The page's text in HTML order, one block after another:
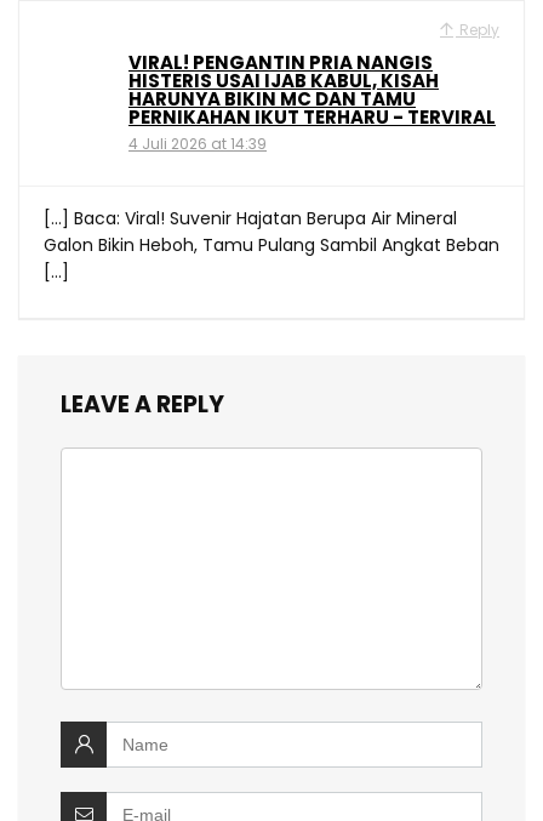
Reply
VIRAL! PENGANTIN PRIA NANGIS
HISTERIS USAI IJAB KABUL, KISAH
HARUNYA BIKIN MC DAN TAMU
PERNIKAHAN IKUT TERHARU - TERVIRAL
4 Juli 2026 at 14:39
[…] Baca: Viral! Suvenir Hajatan Berupa Air Mineral
Galon Bikin Heboh, Tamu Pulang Sambil Angkat Beban
[…]
LEAVE A REPLY